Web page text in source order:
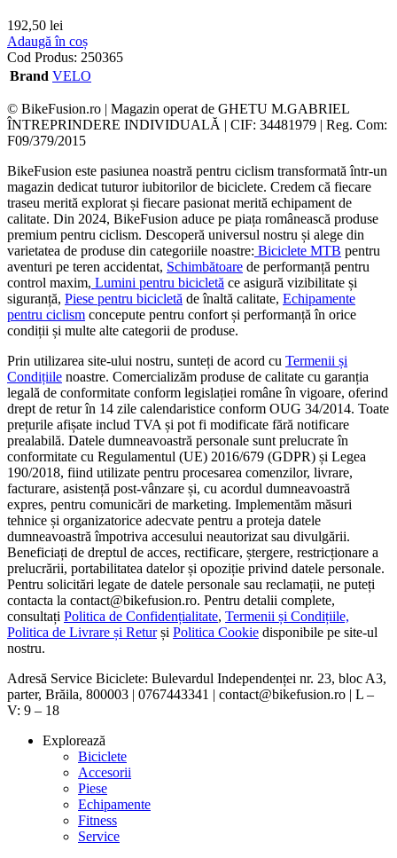
192,50 lei
Adaugă în coș
Cod Produs: 250365
Brand VELO
© BikeFusion.ro | Magazin operat de GHETU M.GABRIEL
ÎNTREPRINDERE INDIVIDUALĂ | CIF: 34481979 | Reg. Com:
F09/379/2015
BikeFusion este pasiunea noastră pentru ciclism transformată într-un
magazin dedicat tuturor iubitorilor de biciclete. Credem că fiecare
traseu merită explorat și fiecare pasionat merită echipament de
calitate. Din 2024, BikeFusion aduce pe piața românească produse
premium pentru ciclism. Descoperă universul nostru și alege din
varietatea de produse din categoriile noastre: Biciclete MTB pentru
aventuri pe teren accidentat, Schimbătoare de performanță pentru
control maxim, Lumini pentru bicicletă ce asigură vizibilitate și
siguranță, Piese pentru bicicletă de înaltă calitate, Echipamente
pentru ciclism concepute pentru confort și performanță în orice
condiții și multe alte categorii de produse.
Prin utilizarea site-ului nostru, sunteți de acord cu Termenii și
Condițiile noastre. Comercializăm produse de calitate cu garanția
legală de conformitate conform legislației române în vigoare, oferind
drept de retur în 14 zile calendaristice conform OUG 34/2014. Toate
prețurile afișate includ TVA și pot fi modificate fără notificare
prealabilă. Datele dumneavoastră personale sunt prelucrate în
conformitate cu Regulamentul (UE) 2016/679 (GDPR) și Legea
190/2018, fiind utilizate pentru procesarea comenzilor, livrare,
facturare, asistență post-vânzare și, cu acordul dumneavoastră
expres, pentru comunicări de marketing. Implementăm măsuri
tehnice și organizatorice adecvate pentru a proteja datele
dumneavoastră împotriva accesului neautorizat sau divulgării.
Beneficiați de dreptul de acces, rectificare, ștergere, restricționare a
prelucrării, portabilitatea datelor și opoziție privind datele personale.
Pentru solicitări legate de datele personale sau reclamații, ne puteți
contacta la contact@bikefusion.ro. Pentru detalii complete,
consultați Politica de Confidențialitate, Termenii și Condițiile,
Politica de Livrare și Returși Politica Cookie disponibile pe site-ul
nostru.
Adresă Service Biciclete: Bulevardul Independenței nr. 23, bloc A3,
parter, Brăila, 800003 | 0767443341 | contact@bikefusion.ro | L –
V: 9 – 18
Explorează
Biciclete
Accesorii
Piese
Echipamente
Fitness
Service